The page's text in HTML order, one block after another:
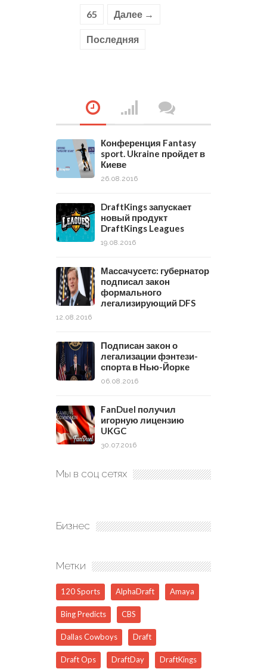
65 Далее →
Последняя
Конференция Fantasy
sport. Ukraine пройдет в
Киеве
26.08.2016
DraftKings запускает
новый продукт
DraftKings Leagues
19.08.2016
Массачусетс: губернатор
подписал закон
формального
легализирующий DFS
12.08.2016
Подписан закон о
легализации фэнтези-
спорта в Нью-Йорке
06.08.2016
FanDuel получил
игорную лицензию
UKGC
30.07.2016
Мы в соц сетях
Бизнес
Метки
120 Sports AlphaDraft Amaya
Bing Predicts CBS
Dallas Cowboys Draft
Draft Ops DraftDay DraftKings